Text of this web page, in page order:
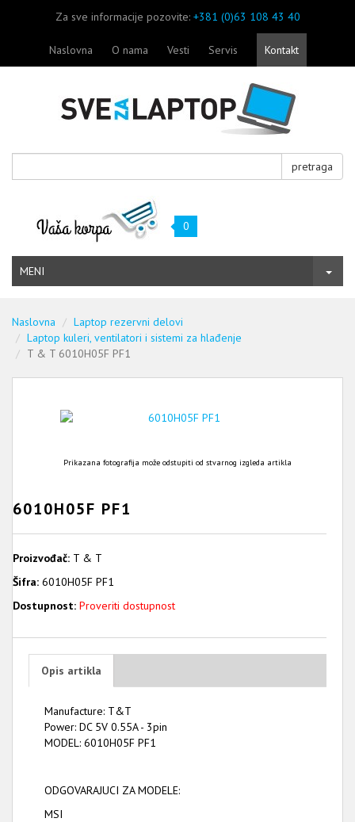
Za sve informacije pozovite: +381 (0)63 108 43 40
Naslovna O nama Vesti Servis Kontakt
pretraga
0
MENI
Naslovna
Laptop rezervni delovi
Laptop kuleri, ventilatori i sistemi za hlađenje
T & T 6010H05F PF1
Prikazana fotografija može odstupiti od stvarnog izgleda artikla
6010H05F PF1
Proizvođač: T & T
Šifra: 6010H05F PF1
Dostupnost: Proveriti dostupnost
Opis artikla
Manufacture: T&T
Power: DC 5V 0.55A - 3pin
MODEL: 6010H05F PF1
ODGOVARAJUCI ZA MODELE:
MSI